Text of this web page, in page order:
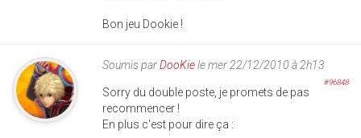
Bon jeu Dookie !
Soumis parDooKiele mer 22/12/2010 à 2h13
#96848
Sorry du double poste, je promets de pas
recommencer !
En plus c'est pour dire ça :